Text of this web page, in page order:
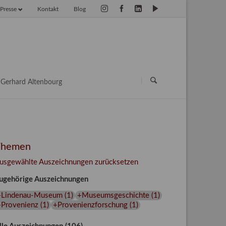
Blog
Kontakt
Presse
Gerhard Altenbourg
Auszeichnungen zurücksetzen
Auszeichnungen
Museum(1 ) +Museumsgeschichte(1 )
(1 ) +Provenienzforschung(1 )